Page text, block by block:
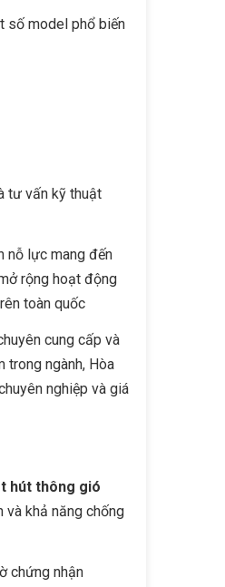
số model phổ biến
tư vấn kỹ thuật
nỗ lực mang đến
rộng hoạt động
toàn quốc
cung cấp và
trong ngành, Hòa
nghiệp và giá
hút thông gió
khả năng chống
chứng nhận